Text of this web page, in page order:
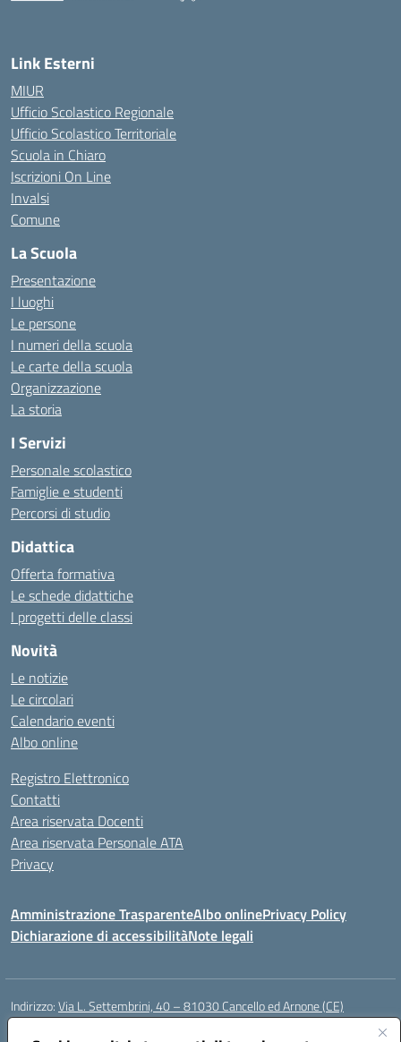
Link Esterni
MIUR
Ufficio Scolastico Regionale
Ufficio Scolastico Territoriale
Scuola in Chiaro
Iscrizioni On Line
Invalsi
Comune
La Scuola
Presentazione
I luoghi
Le persone
I numeri della scuola
Le carte della scuola
Organizzazione
La storia
I Servizi
Personale scolastico
Famiglie e studenti
Percorsi di studio
Didattica
Offerta formativa
Le schede didattiche
I progetti delle classi
Novità
Le notizie
Le circolari
Calendario eventi
Albo online
Registro Elettronico
Contatti
Area riservata Docenti
Area riservata Personale ATA
Privacy
Amministrazione TrasparenteAlbo onlinePrivacy Policy
Dichiarazione di accessibilitàNote legali
Indirizzo:Via L. Settembrini, 40 – 81030 Cancello ed Arnone (CE)
Centralino: